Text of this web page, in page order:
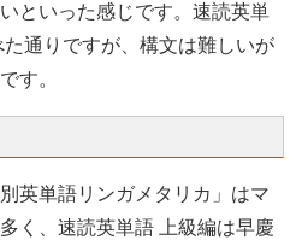
といった感じです。速読英単
通りですが、構文は難しいが
す。
英単語リンガメタリカ」はマ
く、速読英単語 上級編は早慶